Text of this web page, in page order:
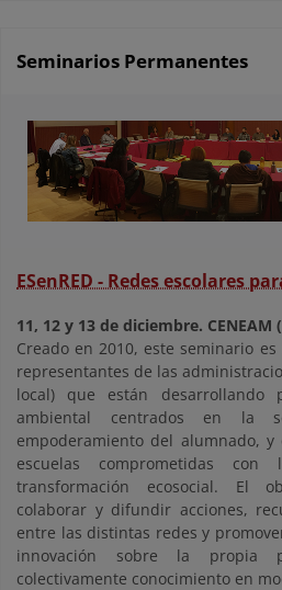
Seminarios Permanentes
ESenRED - Redes escolares
11, 12 y 13 de diciembre. CENEAM
Creado en 2010, este seminario
representantes de las
local) que están desarrollando
ambiental centrados en la
empoderamiento del alumnado,
escuelas comprometidas
transformación ecosocial. El
colaborar y difundir acciones,
entre las distintas redes y
innovación sobre la propia
colectivamente conocimiento en